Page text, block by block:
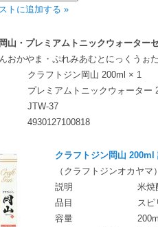
トに追加する »
山・プレミアムトニックウォーター
おかやま・ぷれみあむとにっくうぉ
クラフトジン岡山 200ml × 1
プレミアムトニックウォーター
JTW-37
4930127100818
クラフトジン岡山 200ml
（クラフトジンオカヤマ）
説明
米焼
品目
スピ
容量
200ml